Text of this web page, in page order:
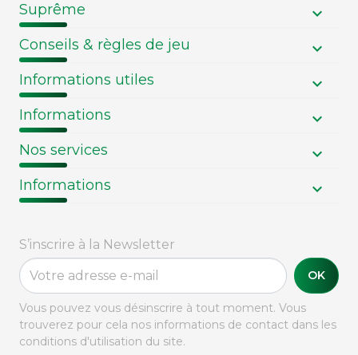
Suprême
Conseils & règles de jeu
Informations utiles
Informations
Nos services
Informations
S’inscrire à la Newsletter
OK
Vous pouvez vous désinscrire à tout moment. Vous
trouverez pour cela nos informations de contact dans les
conditions d'utilisation du site.